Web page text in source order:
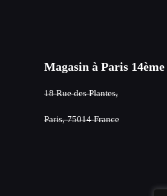
Magasin à Paris 14ème
18 Rue des Plantes,
Paris, 75014 France